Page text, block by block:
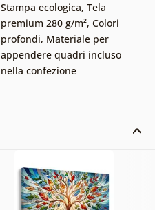
Stampa ecologica, Tela
premium 280 g/m², Colori
profondi, Materiale per
appendere quadri incluso
nella confezione